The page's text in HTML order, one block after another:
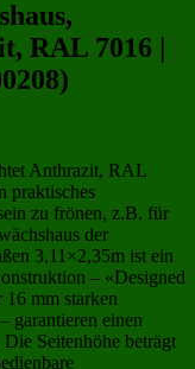
RAL 7016 |
Anthrazit, RAL
praktisches
zu frönen, z.B. für
der
3,11×2,35m ist ein
– «Designed
mm starken
garantieren einen
Seitenhöhe beträgt